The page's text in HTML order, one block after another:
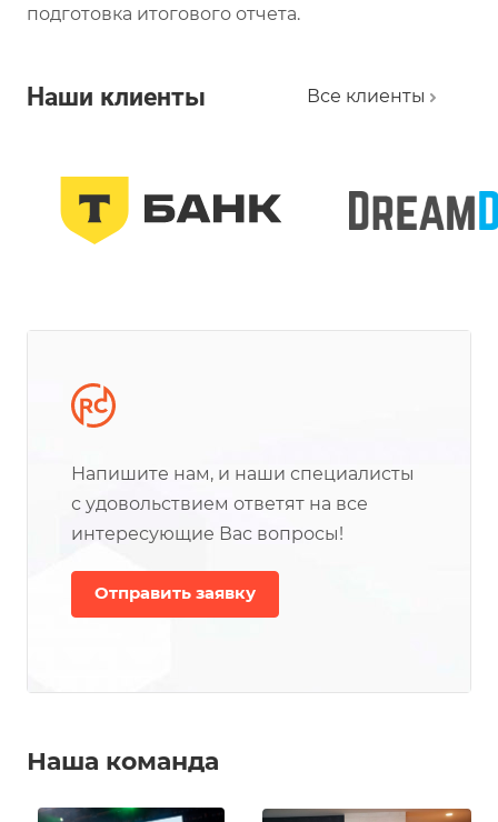
подготовка итогового отчета.
Наши клиенты Все клиенты
Напишите нам, и наши специалисты
с удовольствием ответят на все
интересующие Вас вопросы!
Отправить заявку
Наша команда